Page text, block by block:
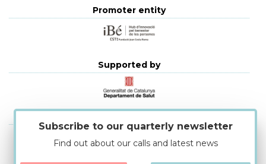
Promoter entity
Supported by
Subscribe to our quarterly newsletter
Find out about our calls and latest news